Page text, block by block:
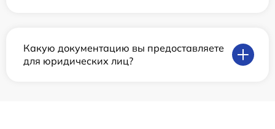
Какую документацию вы предоставляете
для юридических лиц?